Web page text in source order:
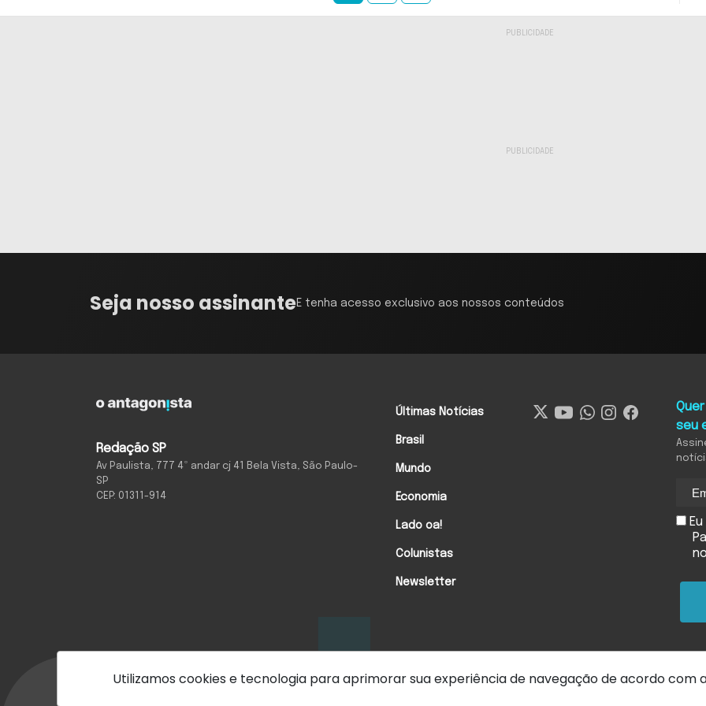
Utilizamos cookies e tecnologia para aprimorar sua experiência de navegação de acordo com
Seja nosso assinanteE tenha acesso exclusivo aos nossos conteúdos
Redação SP
Av Paulista, 777 4º andar cj 41 Bela Vista, São Paulo-
SP
CEP: 01311-914
Últimas Notícias
Brasil
Mundo
Economia
Lado oa!
Colunistas
Newsletter
seu
Com inteligência e